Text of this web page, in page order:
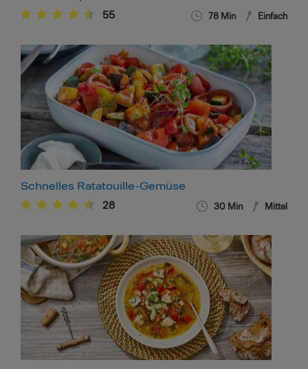
55 78 Min Einfach
Schnelles Ratatouille-Gemüse
28 30 Min Mittel